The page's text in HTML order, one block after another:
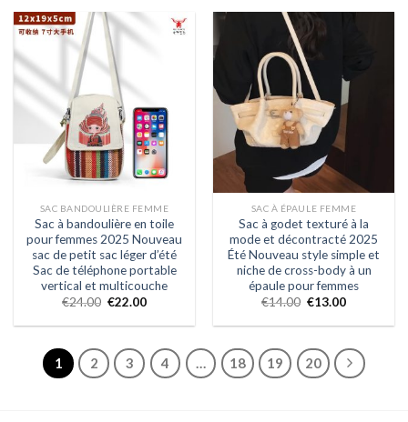
SAC BANDOULIÈRE FEMME
Sac à bandoulière en toile
pour femmes 2025 Nouveau
sac de petit sac léger d’été
Sac de téléphone portable
vertical et multicouche
€24.00 €22.00
SAC À ÉPAULE FEMME
Sac à godet texturé à la
mode et décontracté 2025
Été Nouveau style simple et
niche de cross-body à un
épaule pour femmes
€14.00 €13.00
1 2 3 4 18 19 20